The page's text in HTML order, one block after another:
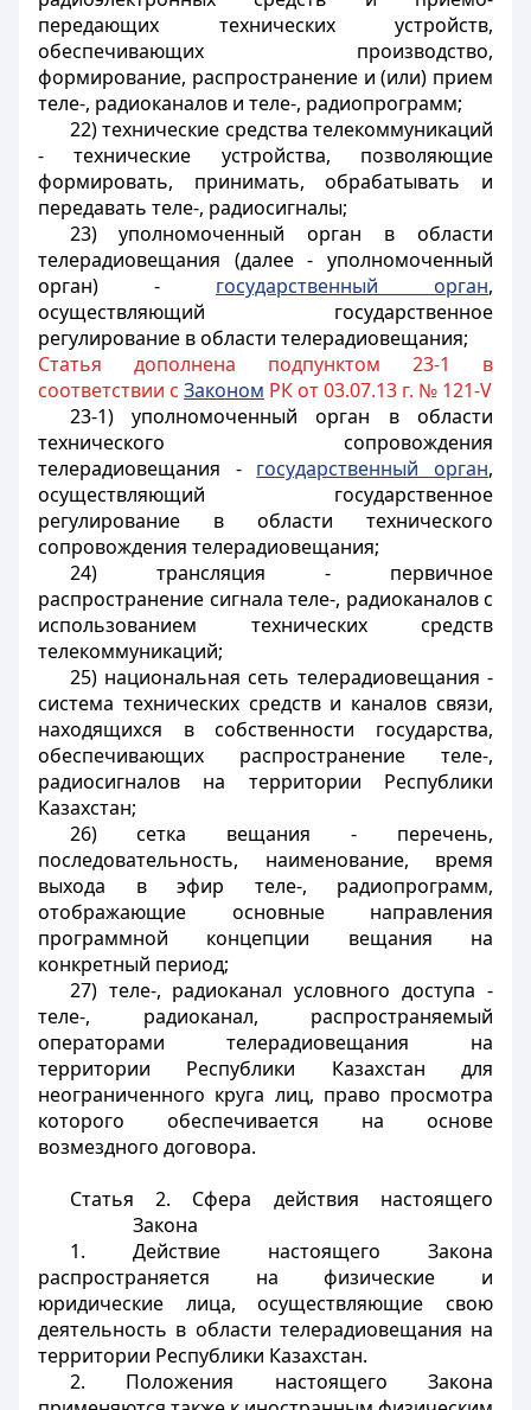
передающих технических устройств,
обеспечивающих производство,
формирование, распространение и (или) прием
теле-, радиоканалов и теле-, радиопрограмм;
22) технические средства телекоммуникаций
- технические устройства, позволяющие
формировать, принимать, обрабатывать и
передавать теле-, радиосигналы;
23) уполномоченный орган в области
телерадиовещания (далее - уполномоченный
орган) - государственный орган,
осуществляющий государственное
регулирование в области телерадиовещания;
Статья дополнена подпунктом 23-1 в
соответствии с Законом РК от 03.07.13 г. № 121-V
23-1) уполномоченный орган в области
технического сопровождения
телерадиовещания - государственный орган,
осуществляющий государственное
регулирование в области технического
сопровождения телерадиовещания;
24) трансляция - первичное
распространение сигнала теле-, радиоканалов с
использованием технических средств
телекоммуникаций;
25) национальная сеть телерадиовещания -
система технических средств и каналов связи,
находящихся в собственности государства,
обеспечивающих распространение теле-,
радиосигналов на территории Республики
Казахстан;
26) сетка вещания - перечень,
последовательность, наименование, время
выхода в эфир теле-, радиопрограмм,
отображающие основные направления
программной концепции вещания на
конкретный период;
27) теле-, радиоканал условного доступа -
теле-, радиоканал, распространяемый
операторами телерадиовещания на
территории Республики Казахстан для
неограниченного круга лиц, право просмотра
которого обеспечивается на основе
возмездного договора.
Статья 2. Сфера действия настоящего
Закона
1. Действие настоящего Закона
распространяется на физические и
юридические лица, осуществляющие свою
деятельность в области телерадиовещания на
территории Республики Казахстан.
2. Положения настоящего Закона